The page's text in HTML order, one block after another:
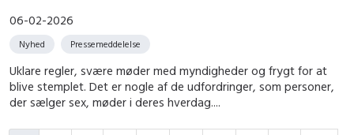
06-02-2026
Nyhed Pressemeddelelse
Uklare regler, svære møder med myndigheder og frygt for at
blive stemplet. Det er nogle af de udfordringer, som personer,
der sælger sex, møder i deres hverdag....